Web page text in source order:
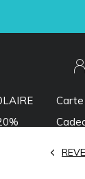
Carte